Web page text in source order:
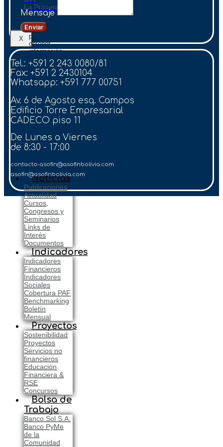
La Primera E.F.V.
X
nacional.
En esta
Página,
podrá
obtener
información
financiera
actualizada,
datos de
contacto de
cada una de
nuestras
entidades
afiliadas, así
como
información
del sector en
su conjunto a
nivel
internacional.
Noticias
Publicaciones
Actualidad
Cursos,
Congresos y
Seminarios
Links de
Interés
Documentos
Indicadores
Indicadores
Financieros
Indicadores
Sociales
Cobertura PAF
Benchmarking
Boletín
Mensual
Proyectos
Sostenibilidad
Proyectos
Servicios no
financieros
Educación
Financiera &
RSE
Concursos
Bolsa de
Trabajo
Banco Sol S.A.
Banco PyMe
de la
Comunidad
Mensaje
Enviar
Tel.: +591 2 243 0080/81
Fax: +591 2 2430104
Whatsapp: +591 777 00751
Av. 6 de Agosto esq. Campos
Edificio Torre Empresarial
CADECO piso 11
De Lunes a Viernes
de 8:30 - 17:00
contacto-asofin@asofinbolivia.com
asofin@asofinbolivia.com